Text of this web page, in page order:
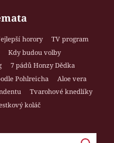
horory
TV program
Kdy budou volby
7 pádů Honzy Dědka
Pohlreicha
Aloe vera
Tvarohové knedlíky
koláč